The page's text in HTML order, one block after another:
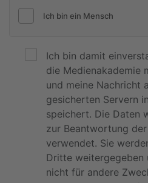
Ich bin damit
die Medienakademie
und meine Nachricht
gesicherten Servern
speichert. Die Daten
zur Beantwortung
verwendet. Sie
Dritte weitergegeben
nicht für andere